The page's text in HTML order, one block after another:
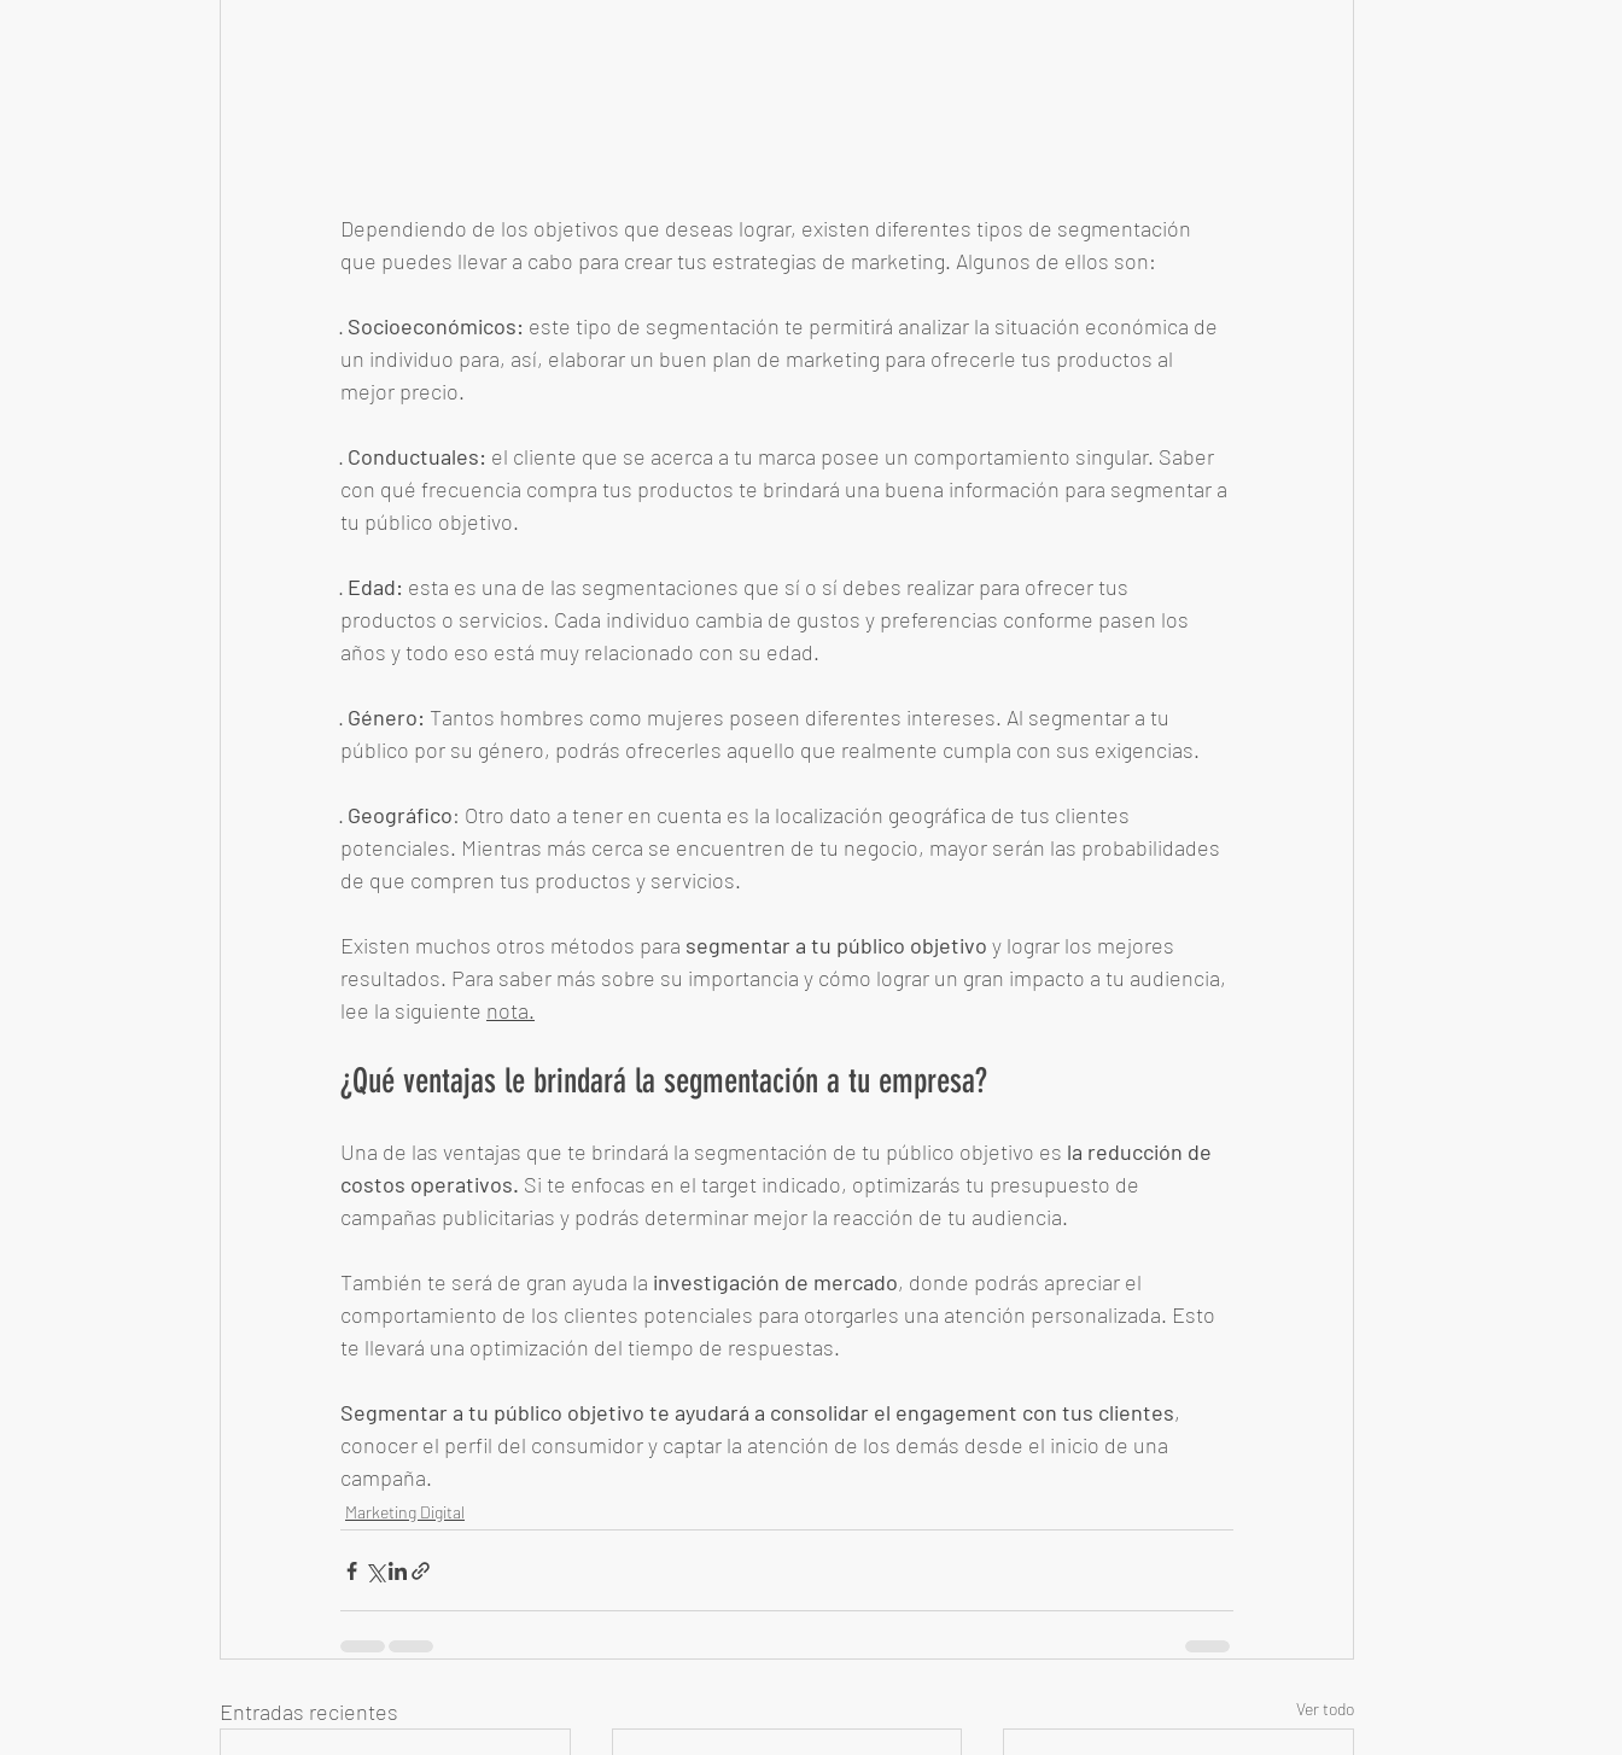
Dependiendo de los objetivos que deseas lograr, existen diferentes tipos de segmentación
que puedes llevar a cabo para crear tus estrategias de marketing. Algunos de ellos son:
· Socioeconómicos: este tipo de segmentación te permitirá analizar la situación económica de
un individuo para, así, elaborar un buen plan de marketing para ofrecerle tus productos al
mejor precio.
· Conductuales: el cliente que se acerca a tu marca posee un comportamiento singular. Saber
con qué frecuencia compra tus productos te brindará una buena información para segmentar a
tu público objetivo.
· Edad: esta es una de las segmentaciones que sí o sí debes realizar para ofrecer tus
productos o servicios. Cada individuo cambia de gustos y preferencias conforme pasen los
años y todo eso está muy relacionado con su edad.
· Género: Tantos hombres como mujeres poseen diferentes intereses. Al segmentar a tu
público por su género, podrás ofrecerles aquello que realmente cumpla con sus exigencias.
· Geográfico: Otro dato a tener en cuenta es la localización geográfica de tus clientes
potenciales. Mientras más cerca se encuentren de tu negocio, mayor serán las probabilidades
de que compren tus productos y servicios.
Existen muchos otros métodos para segmentar a tu público objetivo y lograr los mejores
resultados. Para saber más sobre su importancia y cómo lograr un gran impacto a tu audiencia,
lee la siguiente nota.
¿Qué ventajas le brindará la segmentación a tu empresa?
Una de las ventajas que te brindará la segmentación de tu público objetivo es la reducción de
costos operativos. Si te enfocas en el target indicado, optimizarás tu presupuesto de
campañas publicitarias y podrás determinar mejor la reacción de tu audiencia.
También te será de gran ayuda la investigación de mercado, donde podrás apreciar el
comportamiento de los clientes potenciales para otorgarles una atención personalizada. Esto
te llevará una optimización del tiempo de respuestas.
Segmentar a tu público objetivo te ayudará a consolidar el engagement con tus clientes,
conocer el perfil del consumidor y captar la atención de los demás desde el inicio de una
campaña.
Marketing Digital
Entradas recientes Ver todo